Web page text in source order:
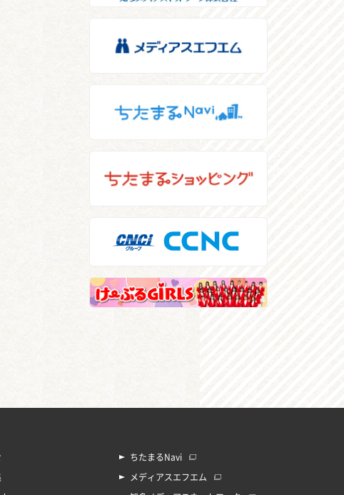
ちたまるNavi
メディアスエフエム